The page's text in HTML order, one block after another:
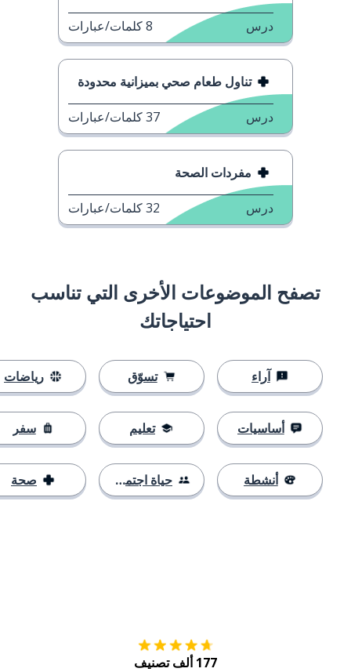
درس 8كلمات/عبارات
تناول طعام صحي بميزانية محدودة
درس 37كلمات/عبارات
مفردات الصحة
درس 32كلمات/عبارات
تصفح الموضوعات الأخرى التي تناسب
احتياجاتك
آراء
أساسيات
أنشطة
تسوّق
تعليم
حياة اجتماعية
رياضات
سفر
صحة
177 ألف تصنيف